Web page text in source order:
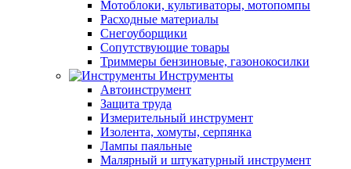
Мотоблоки, культиваторы, мотопомпы
Расходные материалы
Снегоуборщики
Сопутствующие товары
Триммеры бензиновые, газонокосилки
Инструменты
Автоинструмент
Защита труда
Измерительный инструмент
Изолента, хомуты, серпянка
Лампы паяльные
Малярный и штукатурный инструмент